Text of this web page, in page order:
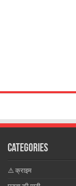
Categories
⚠️ क्राइम